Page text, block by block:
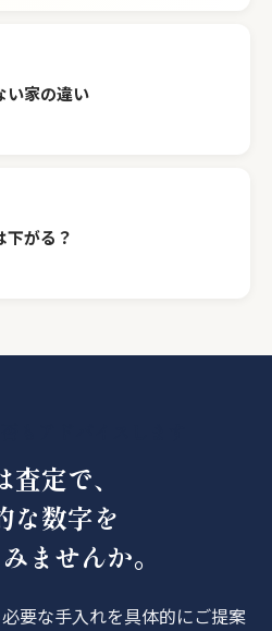
い家の違い
下がる？
査定で、
な数字を
ませんか。
要な手入れを具体的にご提案